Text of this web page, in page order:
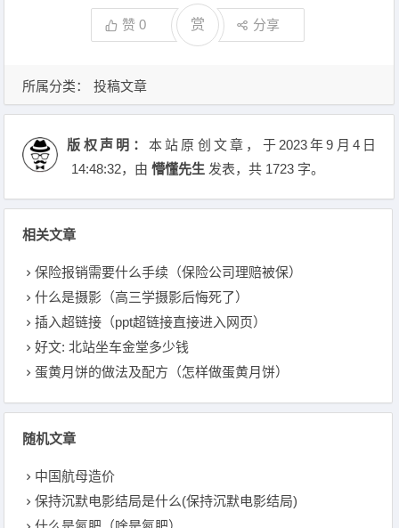
赞0 赏 分享
所属分类： 投稿文章
版权声明： 本站原创文章，于2023年9月4日
14:48:32，由懵懂先生 发表，共 1723 字。
相关文章
保险报销需要什么手续（保险公司理赔被保）
什么是摄影（高三学摄影后悔死了）
插入超链接（ppt超链接直接进入网页）
好文: 北站坐车金堂多少钱
蛋黄月饼的做法及配方（怎样做蛋黄月饼）
随机文章
中国航母造价
保持沉默电影结局是什么(保持沉默电影结局)